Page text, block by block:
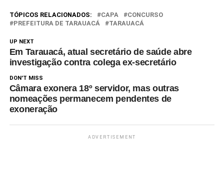
quarta-feira, 28, receber a
denúncia oferecida pelo
gestores municipais. Trata-se
de…
TÓPICOS RELACIONADOS: CAPA
CONCURSO
PREFEITURA DE TARAUACÁ
TARAUACÁ
UP NEXT
Em Tarauacá, atual secretário de saúde abre
investigação contra colega ex-secretário
DON'T MISS
Câmara exonera 18º servidor, mas outras
nomeações permanecem pendentes de
exoneração
ADVERTISEMENT